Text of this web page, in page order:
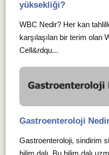
yüksekliği?
WBC Nedir? Her kan
karşılaşılan bir terim olan
Cell&rdqu...
Gastroenteroloji
Gastroenteroloji, sindirim